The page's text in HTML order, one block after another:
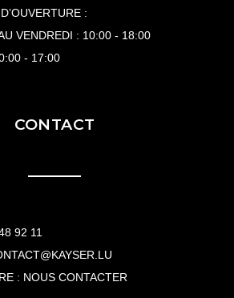
:
VENDREDI : 10:00 - 18:00
- 17:00
CONTACT
92 11
: NOUS CONTACTER